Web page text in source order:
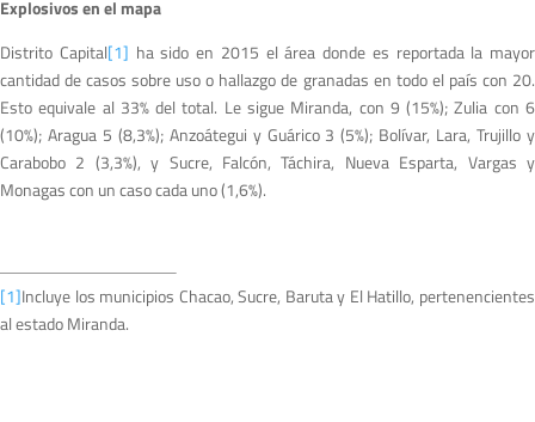
Explosivos en el mapa
Distrito Capital[1] ha sido en 2015 el área donde es reportada la mayor
cantidad de casos sobre uso o hallazgo de granadas en todo el país con 20.
Esto equivale al 33% del total. Le sigue Miranda, con 9 (15%); Zulia con 6
(10%); Aragua 5 (8,3%); Anzoátegui y Guárico 3 (5%); Bolívar, Lara, Trujillo y
Carabobo 2 (3,3%), y Sucre, Falcón, Táchira, Nueva Esparta, Vargas y
Monagas con un caso cada uno (1,6%).
[1]Incluye los municipios Chacao, Sucre, Baruta y El Hatillo, pertenencientes
al estado Miranda.